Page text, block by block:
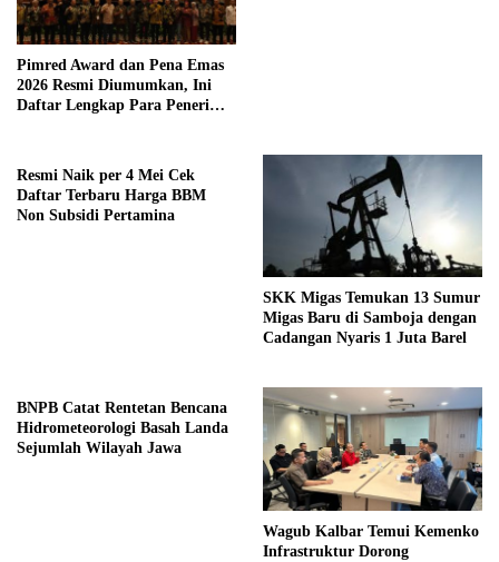
Pimred Award dan Pena Emas
2026 Resmi Diumumkan, Ini
Daftar Lengkap Para Penerima
Resmi Naik per 4 Mei Cek
Daftar Terbaru Harga BBM
Non Subsidi Pertamina
SKK Migas Temukan 13 Sumur
Migas Baru di Samboja dengan
Cadangan Nyaris 1 Juta Barel
BNPB Catat Rentetan Bencana
Hidrometeorologi Basah Landa
Sejumlah Wilayah Jawa
Wagub Kalbar Temui Kemenko
Infrastruktur Dorong